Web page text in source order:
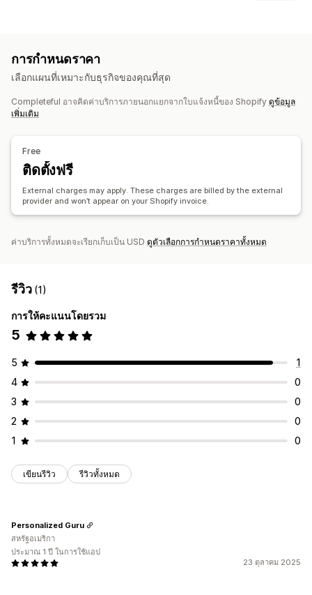
การปรับแต่งให้เหมาะกับบุคคล
พิมพ์ลายทั้งตัว
กระเป๋า ผ้าห่ม งานปัก หมวก
แก้วน้ำ
ตัวเลือกการจัดส่ง
ป้ายกำกับสีขาว
การจัดส่งจำนวนมาก การจัดส่งที่กำหนดเอง
การจัดการคำสั่งซื้อทั่วโลก
การจัดส่งหลายรายการ
การกำหนดราคา
เลือกแผนที่เหมาะกับธุรกิจของคุณที่สุด
Completeful อาจคิดค่าบริการภายนอกแยกจากใบแจ้งหนี้ของ Shopify ดูข้อมูล
เพิ่มเติม
Free
ติดตั้งฟรี
External charges may apply. These charges are billed by the external
provider and won’t appear on your Shopify invoice.
ค่าบริการทั้งหมดจะเรียกเก็บเป็น USD ดูตัวเลือกการกำหนดราคาทั้งหมด
รีวิว (1)
การให้คะแนนโดยรวม
5
5
1
4
0
3
0
2
0
1
0
เขียนรีวิว รีวิวทั้งหมด
23 ตุลาคม 2025
Personalized Guru
สหรัฐอเมริกา
ประมาณ 1 ปี ในการใช้แอป